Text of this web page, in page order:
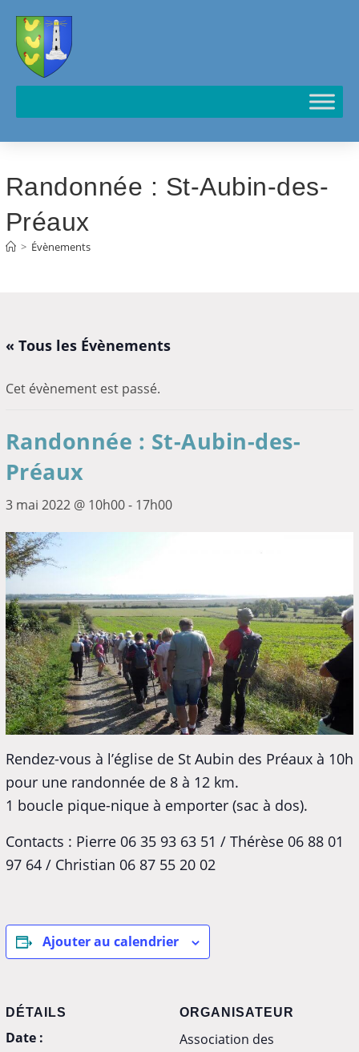
Randonnée : St-Aubin-des-
Préaux
> Évènements
« Tous les Évènements
Cet évènement est passé.
Randonnée : St-Aubin-des-
Préaux
3 mai 2022 @ 10h00- 17h00
Rendez-vous à l’église de St Aubin des Préaux à 10h
pour une randonnée de 8 à 12 km.
1 boucle pique-nique à emporter (sac à dos).
Contacts : Pierre 06 35 93 63 51 / Thérèse 06 88 01
97 64 / Christian 06 87 55 20 02
Ajouter au calendrier
DÉTAILS
Date :
ORGANISATEUR
Association des